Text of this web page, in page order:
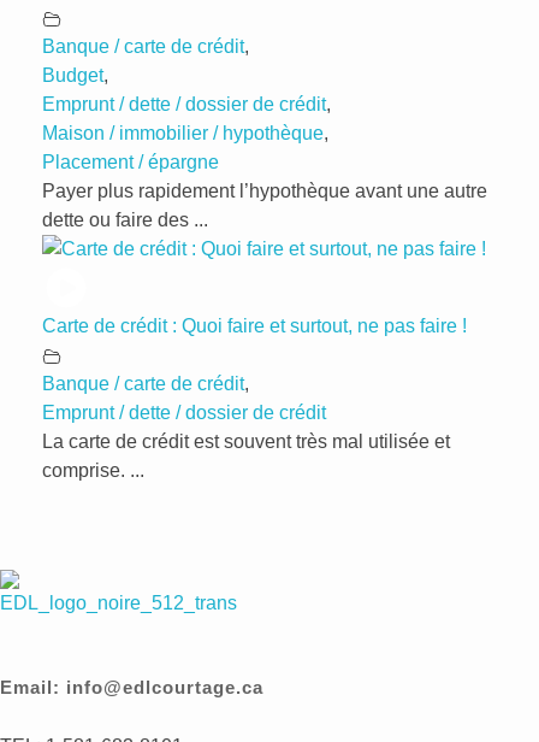
Banque / carte de crédit,
Budget,
Emprunt / dette / dossier de crédit,
Maison / immobilier / hypothèque,
Placement / épargne
Payer plus rapidement l’hypothèque avant une autre
dette ou faire des ...
Carte de crédit : Quoi faire et surtout, ne pas faire !
Banque / carte de crédit,
Emprunt / dette / dossier de crédit
La carte de crédit est souvent très mal utilisée et
comprise. ...
Email: info@edlcourtage.ca